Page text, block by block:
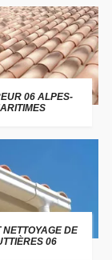
06 ALPES-
NETTOYAGE DE
06